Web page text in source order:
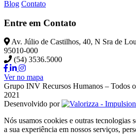
Blog Contato
Entre em Contato
Av. Júlio de Castilhos, 40, N Sra de
95010-000
(54) 3536.5000
Ver no mapa
Grupo INV Recursos Humanos – Todos
2021
Desenvolvido por
Nós usamos cookies e outras tecnologias
a sua experiência em nossos serviços,